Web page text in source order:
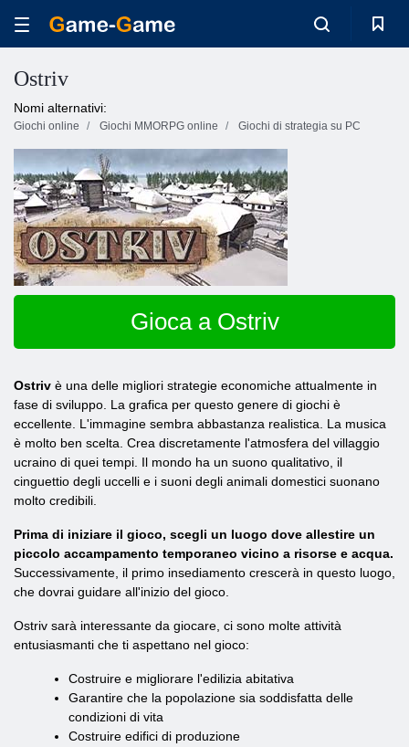
Ostriv
Nomi alternativi:
Giochi online Giochi MMORPG online Giochi di strategia su PC
Gioca a Ostriv
Ostriv è una delle migliori strategie economiche attualmente in
fase di sviluppo. La grafica per questo genere di giochi è
eccellente. L'immagine sembra abbastanza realistica. La musica
è molto ben scelta. Crea discretamente l'atmosfera del villaggio
ucraino di quei tempi. Il mondo ha un suono qualitativo, il
cinguettio degli uccelli e i suoni degli animali domestici suonano
molto credibili.
Prima di iniziare il gioco, scegli un luogo dove allestire un
piccolo accampamento temporaneo vicino a risorse e acqua.
Successivamente, il primo insediamento crescerà in questo luogo,
che dovrai guidare all'inizio del gioco.
Ostriv sarà interessante da giocare, ci sono molte attività
entusiasmanti che ti aspettano nel gioco:
Costruire e migliorare l'edilizia abitativa
Garantire che la popolazione sia soddisfatta delle
condizioni di vita
Costruire edifici di produzione